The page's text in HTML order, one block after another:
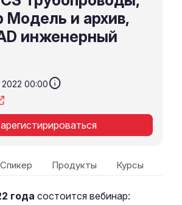
Модель и архив,
инженерный
2022 00:00info
Спикер Продукты Курсы
года состоится вебинар: